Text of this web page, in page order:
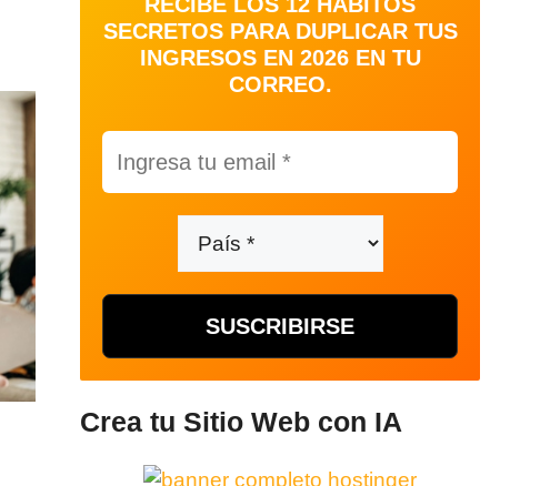
SECRETOS PARA DUPLICAR TUS
INGRESOS EN 2026 EN TU
CORREO.
Crea tu Sitio Web con IA